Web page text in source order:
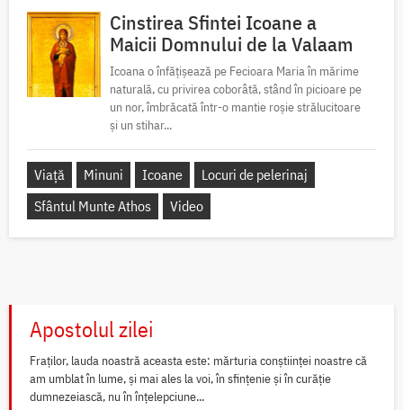
Cinstirea Sfintei Icoane a
Maicii Domnului de la Valaam
Icoana o înfățișează pe Fecioara Maria în mărime
naturală, cu privirea coborâtă, stând în picioare pe
un nor, îmbrăcată într-o mantie roșie strălucitoare
și un stihar...
Viață Minuni Icoane
Locuri de pelerinaj
Sfântul Munte Athos
Video
Apostolul zilei
Fraților, lauda noastră aceasta este: mărturia conștiinței noastre că
am umblat în lume, și mai ales la voi, în sfințenie și în curăție
dumnezeiască, nu în înțelepciune...